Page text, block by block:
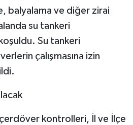
balyalama ve diğer zirai
su tankeri
Su tankeri
çalışmasına izin
kontrolleri, İl ve İlçe